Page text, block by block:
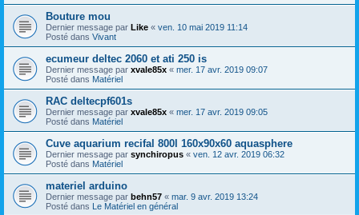
Bouture mou
Dernier message par Like « ven. 10 mai 2019 11:14
Posté dans Vivant
ecumeur deltec 2060 et ati 250 is
Dernier message par xvale85x « mer. 17 avr. 2019 09:07
Posté dans Matériel
RAC deltecpf601s
Dernier message par xvale85x « mer. 17 avr. 2019 09:05
Posté dans Matériel
Cuve aquarium recifal 800l 160x90x60 aquasphere
Dernier message par synchiropus « ven. 12 avr. 2019 06:32
Posté dans Matériel
materiel arduino
Dernier message par behn57 « mar. 9 avr. 2019 13:24
Posté dans Le Matériel en général